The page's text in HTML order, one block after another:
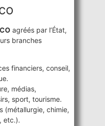
agréés par l’État,
branches
financiers, conseil,
médias,
sport, tourisme.
(métallurgie, chimie,
etc.).